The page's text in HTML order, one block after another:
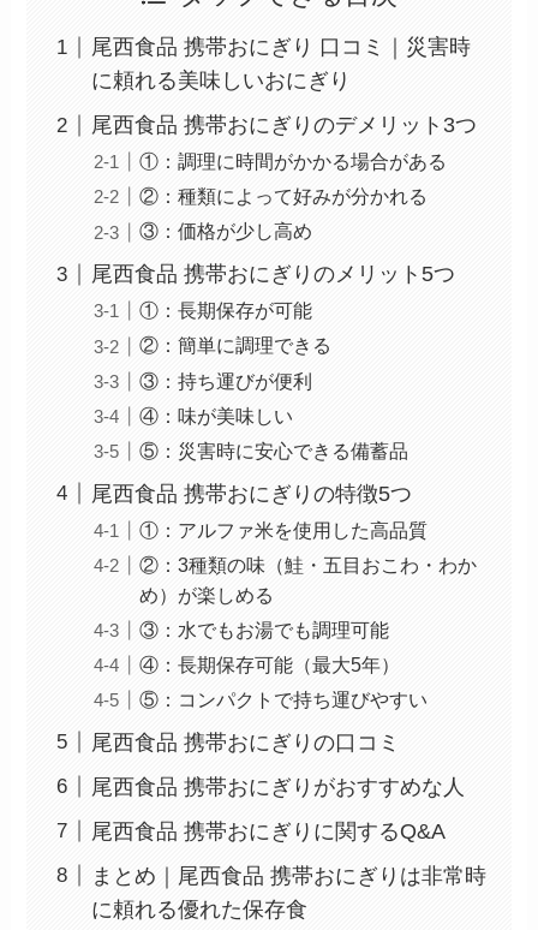
尾西食品 携帯おにぎり 口コミ｜災害時
に頼れる美味しいおにぎり
尾西食品 携帯おにぎりのデメリット3つ
①：調理に時間がかかる場合がある
②：種類によって好みが分かれる
③：価格が少し高め
尾西食品 携帯おにぎりのメリット5つ
①：長期保存が可能
②：簡単に調理できる
③：持ち運びが便利
④：味が美味しい
⑤：災害時に安心できる備蓄品
尾西食品 携帯おにぎりの特徴5つ
①：アルファ米を使用した高品質
②：3種類の味（鮭・五目おこわ・わか
め）が楽しめる
③：水でもお湯でも調理可能
④：長期保存可能（最大5年）
⑤：コンパクトで持ち運びやすい
尾西食品 携帯おにぎりの口コミ
尾西食品 携帯おにぎりがおすすめな人
尾西食品 携帯おにぎりに関するQ&A
まとめ｜尾西食品 携帯おにぎりは非常時
に頼れる優れた保存食